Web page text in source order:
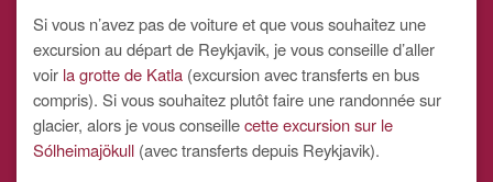
Si vous n’avez pas de voiture et que vous souhaitez une
excursion au départ de Reykjavik, je vous conseille d’aller
voir la grotte de Katla (excursion avec transferts en bus
compris). Si vous souhaitez plutôt faire une randonnée sur
glacier, alors je vous conseillecette excursion sur le
Sólheimajökull (avec transferts depuis Reykjavik).